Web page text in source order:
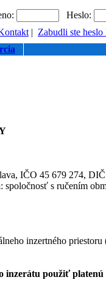
Heslo:
| Zabudli ste heslo
IČO 45 679 274,
spoločnosť s ručením
inzertného priestoru
inzerátu použiť platenú